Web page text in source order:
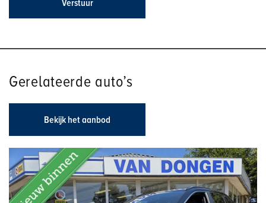
Verstuur
Gerelateerde auto’s
Bekijk het aanbod